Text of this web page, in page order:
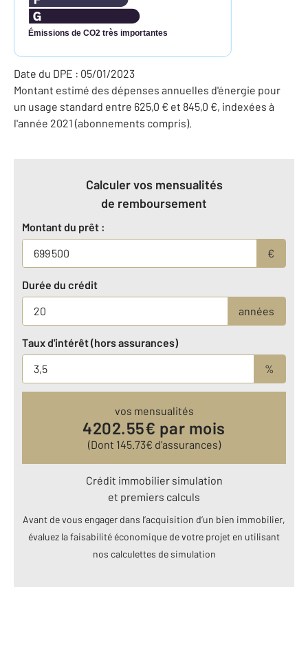
Émissions de CO2 très importantes
Date du DPE : 05/01/2023
Montant estimé des dépenses annuelles d'énergie pour
un usage standard entre 625,0 € et 845,0 €, indexées à
l'année 2021 (abonnements compris).
Calculer vos mensualités
de remboursement
Montant du prêt :
€
Durée du crédit
années
Taux d'intérêt (hors assurances)
%
vos mensualités
4202.55€ par mois
(Dont 145.73€ d’assurances)
Crédit immobilier simulation
et premiers calculs
Avant de vous engager dans l’acquisition d’un bien immobilier,
évaluez la faisabilité économique de votre projet en utilisant
nos calculettes de simulation